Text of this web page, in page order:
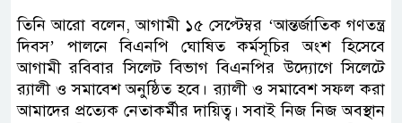
তিনি আরো বলেন, আগামী ১৫ সেপ্টেম্বর ‘আন্তর্জাতিক গণতন্ত্র
দিবস’ পালনে বিএনপি ঘোষিত কর্মসূচির অংশ হিসেবে
আগামী রবিবার সিলেট বিভাগ বিএনপির উদ্যোগে সিলেটে
র‍্যালী ও সমাবেশ অনুষ্ঠিত হবে। র‍্যালী ও সমাবেশ সফল করা
আমাদের প্রত্যেক নেতাকর্মীর দায়িত্ব। সবাই নিজ নিজ অবস্থান